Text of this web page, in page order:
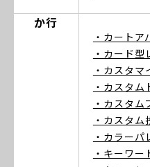
か行
・カートア
・カード型
・カスタマ
・カスタム
・カスタム
・カスタ
・カラーパ
・キーワー